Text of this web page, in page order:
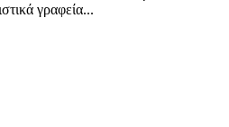
γραφεία...